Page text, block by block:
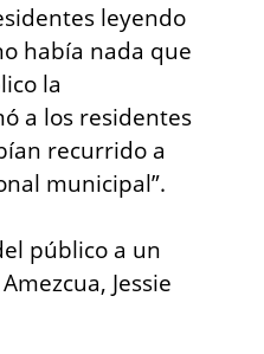
leyendo
había nada que
la
a los residentes
recurrido a
municipal”.
público a un
Jessie